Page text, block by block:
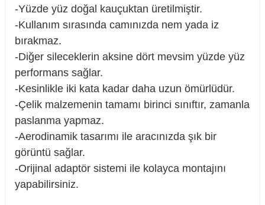
Rulman
-Yüzde yüz doğal kauçuktan üretilmiştir.
-Kullanım sırasında camınızda nem yada iz
bırakmaz.
-Diğer sileceklerin aksine dört mevsim yüzde yüz
performans sağlar.
-Kesinlikle iki kata kadar daha uzun ömürlüdür.
-Çelik malzemenin tamamı birinci sınıftır, zamanla
paslanma yapmaz.
-Aerodinamik tasarımı ile aracınızda şık bir
görüntü sağlar.
-Orijinal adaptör sistemi ile kolayca montajını
yapabilirsiniz.